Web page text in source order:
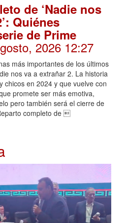
de ‘Nadie nos
Quiénes
de Prime
2026 12:27
más importantes de los últimos
nos va a extrañar 2. La historia
chicos en 2024 y que vuelve con
promete ser más emotiva,
pero también será el cierre de
completo de 